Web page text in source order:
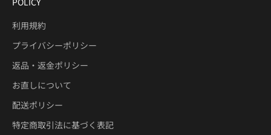
利用規約
プライバシーポリシー
返品・返金ポリシー
お直しについて
配送ポリシー
特定商取引法に基づく表記